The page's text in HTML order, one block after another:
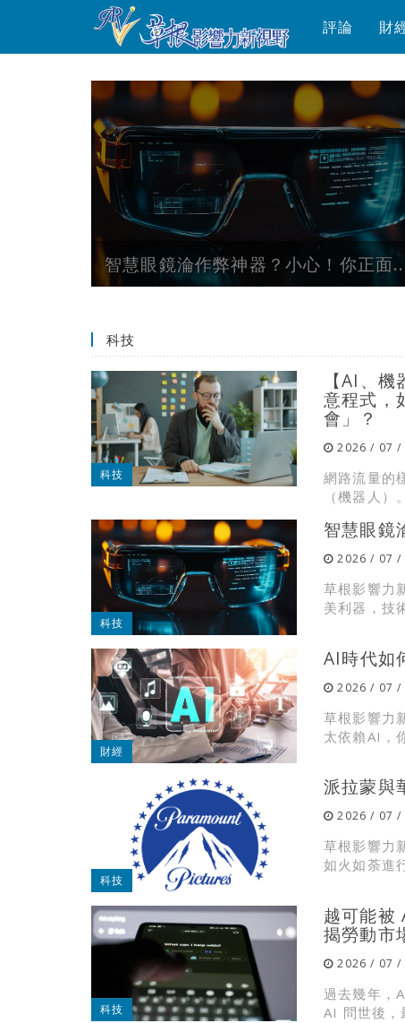
評論 財
智慧眼鏡淪作弊神器？小心！你正面
科技
科技
【AI、
意程式，
會」？
2026 / 07 /
網路流量的
（機器人
科技
智慧眼鏡
2026 / 07 /
草根影響力
美利器，技
財經
AI時代如
2026 / 07 /
草根影響力
太依賴AI，
科技
派拉蒙與
2026 / 07 /
草根影響力
如火如荼進
科技
越可能被
揭勞動市
2026 / 07 /
過去幾年，
AI 問世後，